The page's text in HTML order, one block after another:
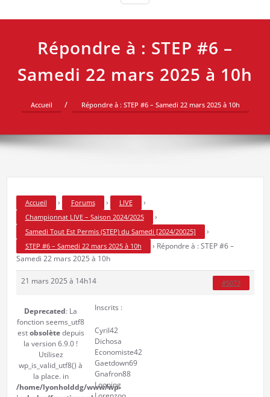
Répondre à : STEP #6 –
Samedi 22 mars 2025 à 10h
Accueil Répondre à : STEP #6 – Samedi 22 mars 2025 à 10h
Accueil › Forums › LIVE ›
Championnat LIVE – Saison 2024/2025 ›
Samedi Tout Est Permis (STEP) du Samedi [2024/20025] ›
STEP #6 – Samedi 22 mars 2025 à 10h › Répondre à : STEP #6 –
Samedi 22 mars 2025 à 10h
21 mars 2025 à 14h14 #5073
Deprecated: La
fonction seems_utf8
estobsolètedepuis
la version 6.9.0 !
Utilisez
wp_is_valid_utf8() à
la place. in
/home/lyonholddg/www/wp-
Inscrits :
Cyril42
Dichosa
Economiste42
Gaetdown69
Gnafron88
Looping